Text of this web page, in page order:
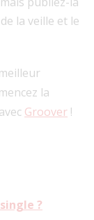
la veille et le
la
Groover !
?